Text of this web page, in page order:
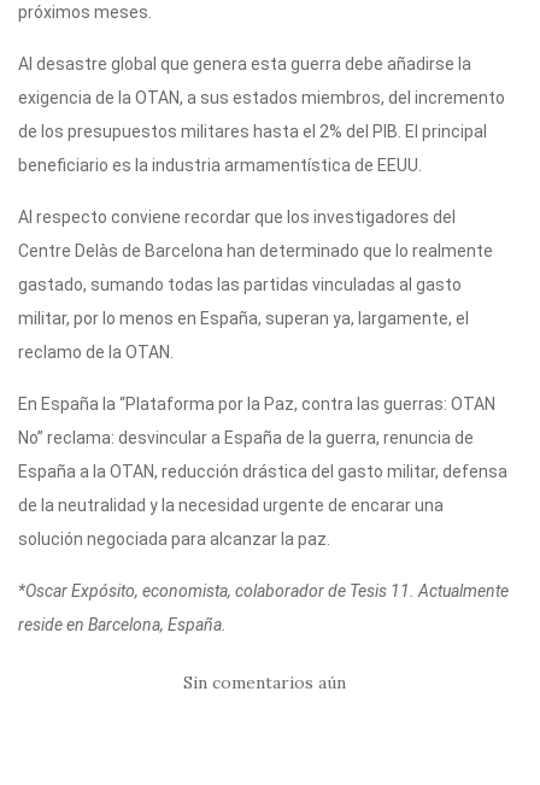
próximos meses.
Al desastre global que genera esta guerra debe añadirse la
exigencia de la OTAN, a sus estados miembros, del incremento
de los presupuestos militares hasta el 2% del PIB. El principal
beneficiario es la industria armamentística de EEUU.
Al respecto conviene recordar que los investigadores del
Centre Delàs de Barcelona han determinado que lo realmente
gastado, sumando todas las partidas vinculadas al gasto
militar, por lo menos en España, superan ya, largamente, el
reclamo de la OTAN.
En España la “Plataforma por la Paz, contra las guerras: OTAN
No” reclama: desvincular a España de la guerra, renuncia de
España a la OTAN, reducción drástica del gasto militar, defensa
de la neutralidad y la necesidad urgente de encarar una
solución negociada para alcanzar la paz.
*Oscar Expósito, economista, colaborador de Tesis 11. Actualmente
reside en Barcelona, España.
Sin comentarios aún